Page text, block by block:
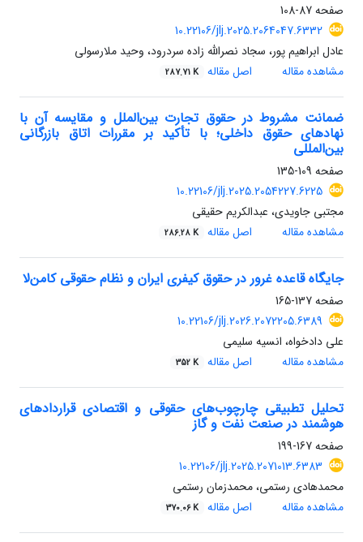
صفحه87-108
10.22106/jlj.2025.2064047.6332
عادل ابراهیم پور، سجاد نصرالله زاده سردرود، وحید ملارسولی
مشاهده مقاله
اصل مقاله 287.71 K
ضمانت مشروط در حقوق تجارت بین‌الملل و مقایسه‌ آن با
نهادهای حقوق داخلی؛ با تأکید بر مقررات اتاق بازرگانی
بین‌المللی
صفحه 109-135
10.22106/jlj.2025.2054227.6225
مجتبی جاویدی، عبدالکریم حقیقی
مشاهده مقاله
اصل مقاله 286.28 K
جایگاه قاعده غرور در حقوق کیفری ایران و نظام حقوقی کامن‌لا
صفحه137-165
10.22106/jlj.2026.2072205.6389
علی دادخواه، انسیه سلیمی
مشاهده مقاله
اصل مقاله 352 K
تحلیل تطبیقی چارچوب‌های حقوقی و اقتصادی قراردادهای
هوشمند در صنعت نفت و گاز
صفحه167-199
10.22106/jlj.2025.2071013.6383
محمدهادی رستمی، محمدزمان رستمی
مشاهده مقاله
اصل مقاله 370.06 K